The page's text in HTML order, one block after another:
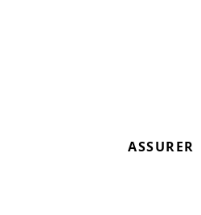
ASSURER